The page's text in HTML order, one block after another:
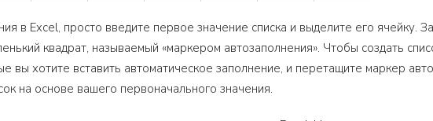
в Excel, просто введите первое значение списка и выделите его ячейку.
квадрат, называемый «маркером автозаполнения». Чтобы создать
вы хотите вставить автоматическое заполнение, и перетащите маркер
на основе вашего первоначального значения.